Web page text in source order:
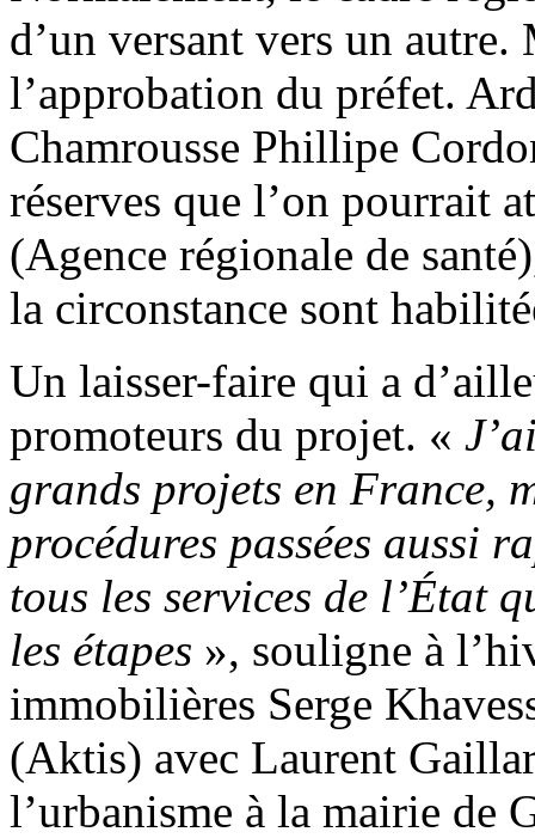
d’un versant vers un
l’approbation du préfet.
Chamrousse Phillipe
réserves que l’on pourrait
(Agence régionale de
la circonstance sont
Un laisser-faire qui a
promoteurs du projet. «
grands projets en France,
procédures passées aussi
tous les services de l’État
les étapes », souligne à
immobilières Serge
(Aktis) avec Laurent
l’urbanisme à la mairie de